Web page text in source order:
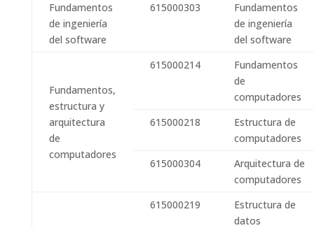
Fundamentos
de ingeniería
del software
615000303
Fundamentos
de ingeniería
del software
Fundamentos,
estructura y
arquitectura
de
computadores
615000214
Fundamentos
de
computadores
615000218
Estructura de
computadores
615000304
Arquitectura de
computadores
615000219
Estructura de
datos